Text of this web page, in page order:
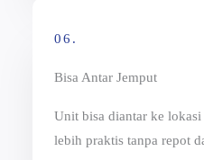
06.
Bisa Antar Jemput
Unit bisa diantar ke
lebih praktis tanpa repot